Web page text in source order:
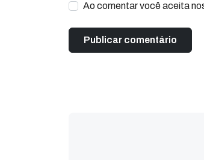
Ao comentar você aceita